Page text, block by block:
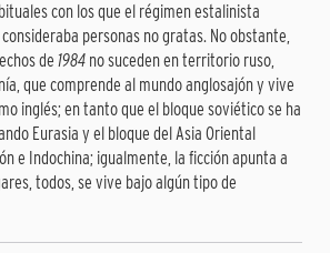
con los que el régimen estalinista
personas no gratas. No obstante,
de 1984 no suceden en territorio ruso,
que comprende al mundo anglosajón y vive
inglés; en tanto que el bloque soviético se ha
Eurasia y el bloque del Asia Oriental
e Indochina; igualmente, la ficción apunta a
todos, se vive bajo algún tipo de